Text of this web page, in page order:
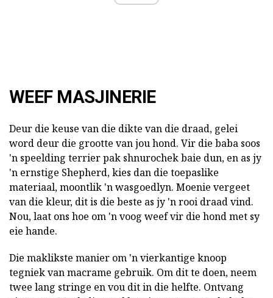
WEEF MASJINERIE
Deur die keuse van die dikte van die draad, gelei
word deur die grootte van jou hond. Vir die baba soos
'n speelding terrier pak shnurochek baie dun, en as jy
'n ernstige Shepherd, kies dan die toepaslike
materiaal, moontlik 'n wasgoedlyn. Moenie vergeet
van die kleur, dit is die beste as jy 'n rooi draad vind.
Nou, laat ons hoe om 'n voog weef vir die hond met sy
eie hande.
Die maklikste manier om 'n vierkantige knoop
tegniek van macrame gebruik. Om dit te doen, neem
twee lang stringe en vou dit in die helfte. Ontvang